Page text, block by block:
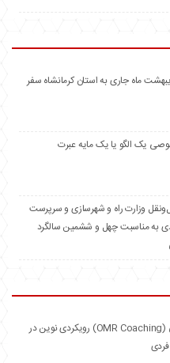
ماه جاری به استان کرمانشاه سفر
یک الگو یا یک مایه عبرت
وزارت راه و شهرسازی و سرپرست
به مناسبت چهل و ششمین سالگرد
مدل مداخله‌ای عمرائی (OMR Coaching) رویکردی نوین در